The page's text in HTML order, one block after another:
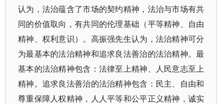
认为，法治蕴含了市场的契约精神，法治与市场有共
同的价值取向，有共同的伦理基础（平等精神、自由
精神、权利意识）。高振强先生认为，法治精神可分
为最基本的法治精神和追求良法善治的法治精神。最
基本的法治精神包含：法律至上精神、人民意志至上
精神。追求良法善治的法治精神包含：民主、自由和
尊重保障人权精神，人人平等和公平正义精神，诚实